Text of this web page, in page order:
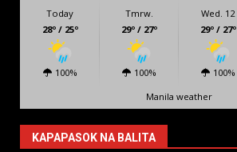
Today
28º / 25º
100%
Tmrw.
29º / 27º
100%
Wed. 12
29º / 27º
100%
Manila weather
KAPAPASOK NA BALITA